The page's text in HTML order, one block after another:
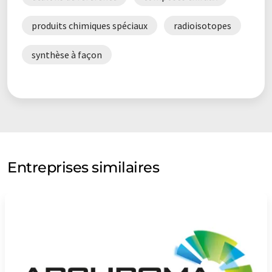
produits chimiques spéciaux radioisotopes
synthèse à façon
Entreprises similaires